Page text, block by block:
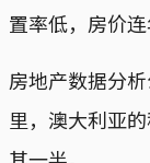
置率低，房价连
房地产数据分
里，澳大利亚